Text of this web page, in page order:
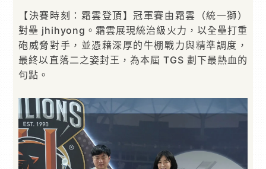
【決賽時刻：霜雲登頂】冠軍賽由霜雲（統一獅）
對壘 jhihyong。霜雲展現統治級火力，以全壘打重
砲威脅對手，並憑藉深厚的牛棚戰力與精準調度，
最終以直落二之姿封王，為本屆 TGS 劃下最熱血的
句點。